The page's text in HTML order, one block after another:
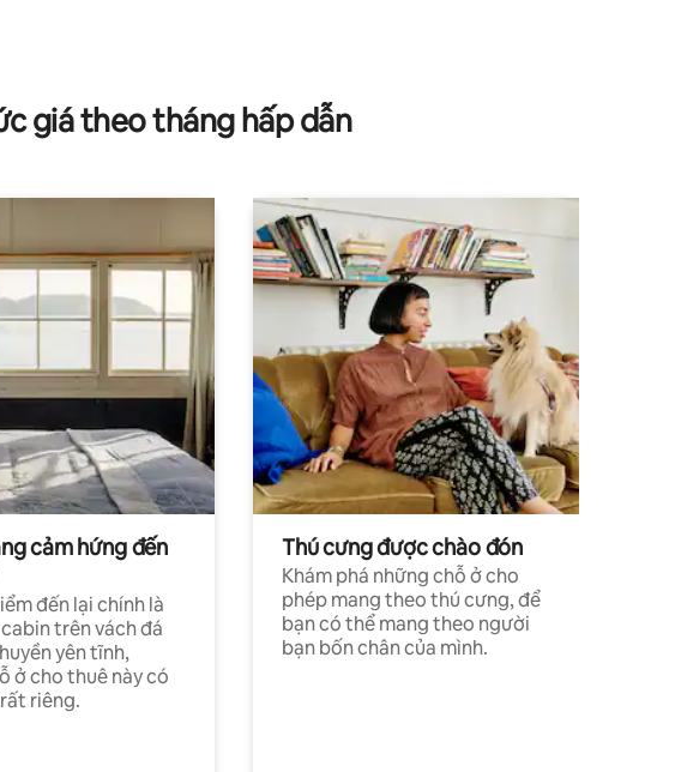
giá theo tháng hấp dẫn
cảm hứng đến
đến lại chính là
trên vách đá
yên tĩnh,
ở cho thuê này có
riêng.
Thú cưng được chào đón
Khám phá những chỗ ở cho
phép mang theo thú cưng, để
bạn có thể mang theo người
bạn bốn chân của mình.